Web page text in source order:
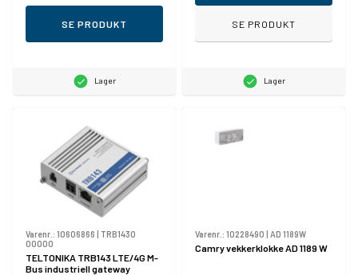
SE PRODUKT
Lager
SE PRODUKT
Lager
Varenr.: 10606866 | TRB1430
00000
TELTONIKA TRB143 LTE/4G M-
Bus industriell gateway
Varenr.: 10228490 | AD 1189W
Camry vekkerklokke AD 1189 W